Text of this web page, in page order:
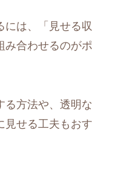
には、「見せる収
み合わせるのがポ
る方法や、透明な
見せる工夫もおす